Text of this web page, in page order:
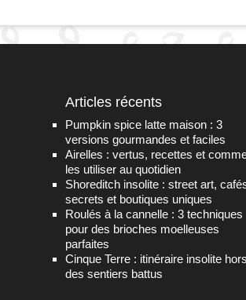
Articles récents
Pumpkin spice latte maison : 3
versions gourmandes et faciles
Airelles : vertus, recettes et
les utiliser au quotidien
Shoreditch insolite : street art,
secrets et boutiques uniques
Roulés à la cannelle : 3 techniques
pour des brioches moelleuses
parfaites
Cinque Terre : itinéraire insolite hors
des sentiers battus